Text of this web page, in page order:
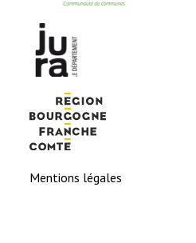
Mentions légales